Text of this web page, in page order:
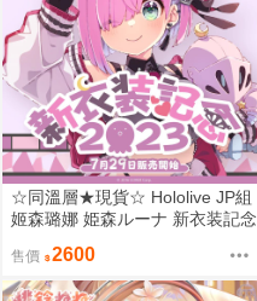
☆同溫層★現貨☆ Hololive JP組
姬森璐娜 姫森ルーナ 新衣装記念
售價 2600